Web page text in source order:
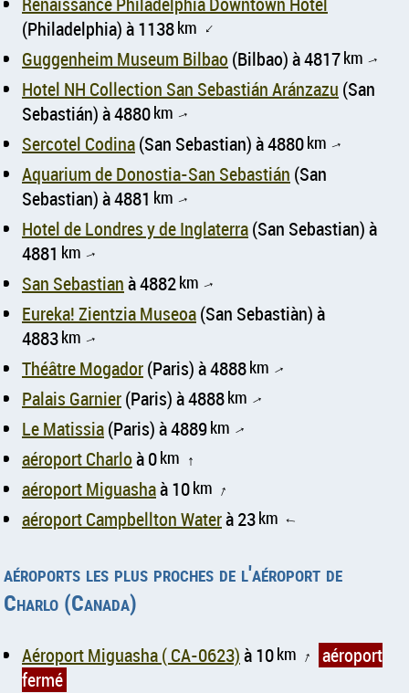
(Philadelphia) à 1138km ↑
Guggenheim Museum Bilbao (Bilbao) à 4817km ↑
Hotel NH Collection San Sebastián Aránzazu (San
Sebastián) à 4880km ↑
Sercotel Codina(San Sebastian) à 4880km ↑
Aquarium de Donostia-San Sebastián (San
Sebastian) à 4881 km ↑
Hotel de Londres y de Inglaterra(San Sebastian) à
4881 km ↑
San Sebastianà 4882km ↑
Eureka! Zientzia Museoa(San Sebastiàn) à
4883km ↑
Théâtre Mogador(Paris) à 4888km ↑
Palais Garnier(Paris) à 4888km ↑
Le Matissia(Paris) à 4889km ↑
aéroport Charloà 0km ↑
aéroport Miguashaà 10km ↑
aéroport Campbellton Waterà 23km ↑
aéroports les plus proches de l'aéroport de
Charlo (Canada)
Aéroport Miguasha ( CA-0623)à 10km ↑ aéroport
fermé